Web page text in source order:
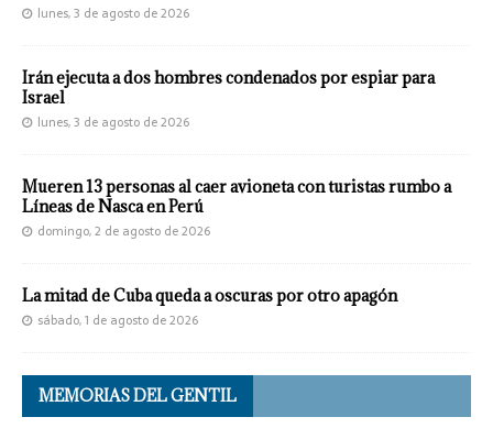
lunes, 3 de agosto de 2026
Irán ejecuta a dos hombres condenados por espiar para
Israel
lunes, 3 de agosto de 2026
Mueren 13 personas al caer avioneta con turistas rumbo a
Líneas de Nasca en Perú
domingo, 2 de agosto de 2026
La mitad de Cuba queda a oscuras por otro apagón
sábado, 1 de agosto de 2026
MEMORIAS DEL GENTIL